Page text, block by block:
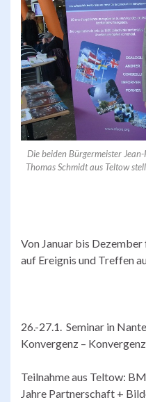
Die beiden Bürgermeister
Thomas Schmidt aus Teltow
Von Januar bis
auf Ereignis und Treffen
26.-27.1. Seminar in
Konvergenz –
Teilnahme aus Teltow:
Jahre Partnerschaft +